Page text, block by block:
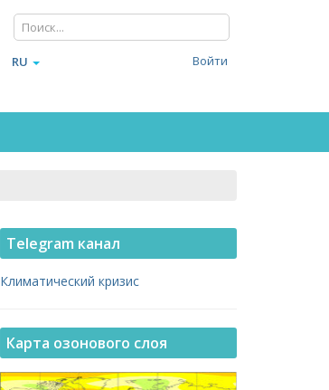
RU Войти
Telegram канал
Климатический кризис
Карта озонового слоя